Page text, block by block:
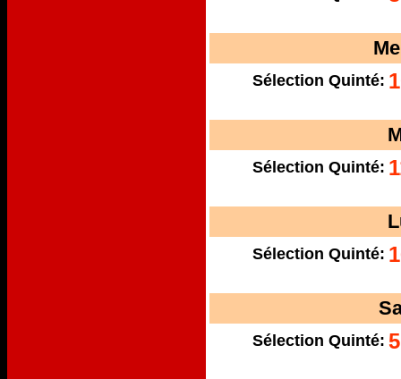
Sélection Quinté:
Sélection Quinté:
Sélection Quinté:
Sélection Quinté: